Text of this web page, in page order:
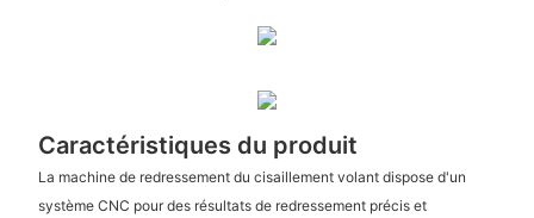
Caractéristiques du produit
La machine de redressement du cisaillement volant dispose d'un
système CNC pour des résultats de redressement précis et